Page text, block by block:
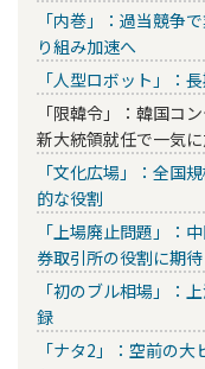
「内巻」：過当競争
り組み加速へ
「人型ロボット」：
「限韓令」：韓国コ
新大統領就任で一気
「文化広場」：全国
的な役割
「上場廃止問題」：
券取引所の役割に期待
「初のブル相場」：
録
「ナタ2」：空前の